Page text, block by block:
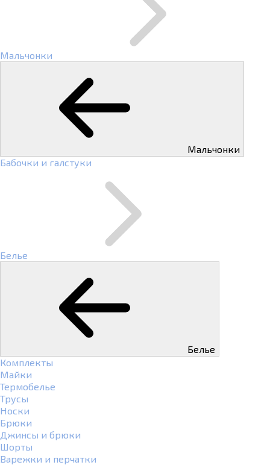
Мальчонки
Мальчонки
Бабочки и галстуки
Белье
Белье
Комплекты
Майки
Термобелье
Трусы
Носки
Брюки
Джинсы и брюки
Шорты
Варежки и перчатки